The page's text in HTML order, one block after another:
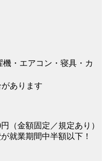
・エアコン・寝具・カ
あります
（金額固定／規定あり）
就業期間中半額以下！